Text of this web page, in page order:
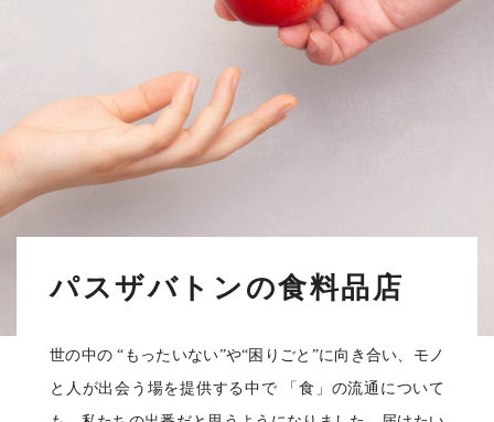
パスザバトンの食料品店
世の中の “もったいない”や“困りごと”に向き合い、モノ
と人が出会う場を提供する中で 「食」の流通について